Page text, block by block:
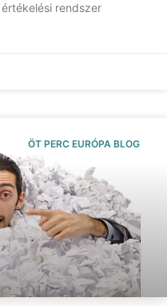
rendszer
ÖT PERC EURÓPA BLOG